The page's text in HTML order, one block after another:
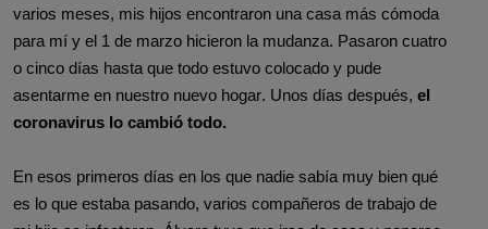
varios meses, mis hijos encontraron una casa más cómoda
para mí y el 1 de marzo hicieron la mudanza. Pasaron cuatro
o cinco días hasta que todo estuvo colocado y pude
asentarme en nuestro nuevo hogar. Unos días después, el
coronavirus lo cambió todo.
En esos primeros días en los que nadie sabía muy bien qué
es lo que estaba pasando, varios compañeros de trabajo de